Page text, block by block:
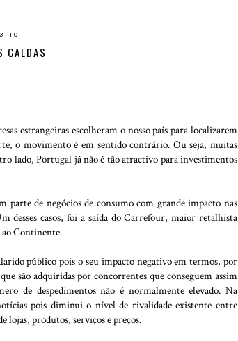
10
CALDAS
estrangeiras escolheram o nosso país para localizarem
o movimento é em sentido contrário. Ou seja, muitas
lado, Portugal já não é tão atractivo para investimentos
parte de negócios de consumo com grande impacto nas
desses casos, foi a saída do Carrefour, maior retalhista
ao Continente.
público pois o seu impacto negativo em termos, por
são adquiridas por concorrentes que conseguem assim
de despedimentos não é normalmente elevado. Na
pois diminui o nível de rivalidade existente entre
lojas, produtos, serviços e preços.